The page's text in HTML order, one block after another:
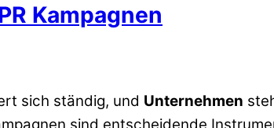
Kampagnen
sich ständig, und Unternehmen
sind entscheidende